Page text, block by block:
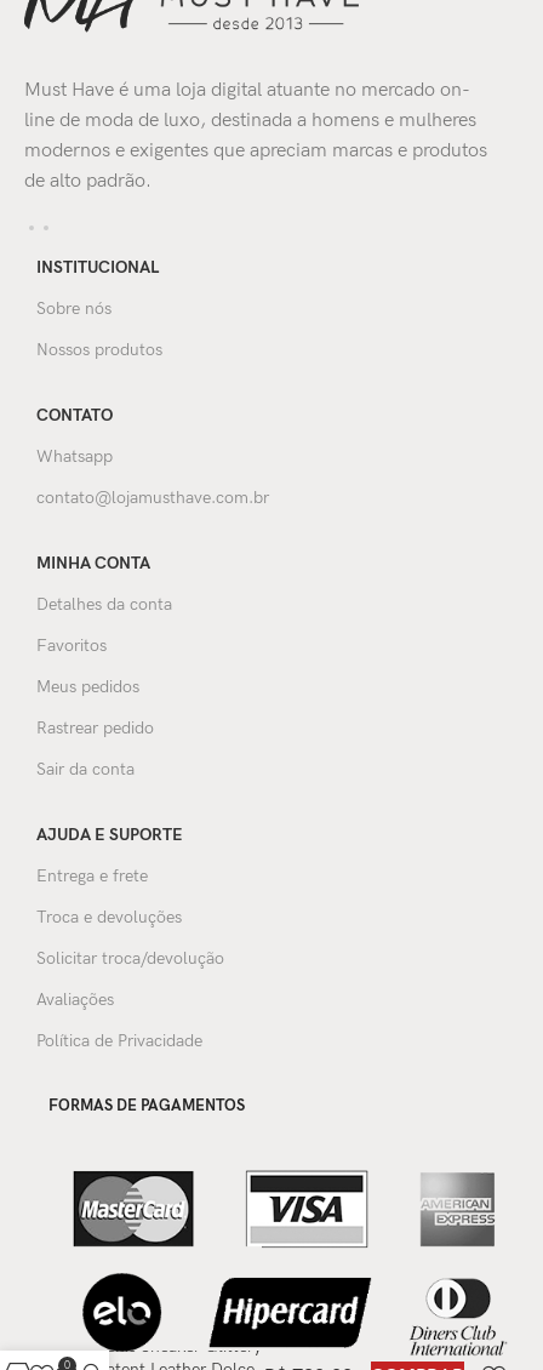
Must Have é uma loja digital atuante no mercado on-
line de moda de luxo, destinada a homens e mulheres
modernos e exigentes que apreciam marcas e produtos
de alto padrão.
INSTITUCIONAL
Sobre nós
Nossos produtos
CONTATO
Whatsapp
contato@lojamusthave.com.br
MINHA CONTA
Detalhes da conta
Favoritos
Meus pedidos
Rastrear pedido
Sair da conta
AJUDA E SUPORTE
Entrega e frete
Troca e devoluções
Solicitar troca/devolução
Avaliações
Política de Privacidade
FORMAS DE PAGAMENTOS
Tênis Sneaker Glittery
0